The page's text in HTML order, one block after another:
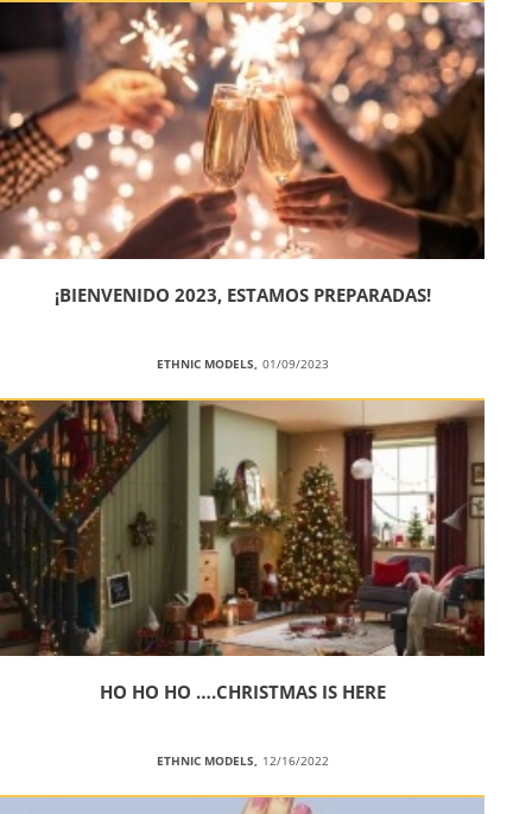
¡BIENVENIDO 2023, ESTAMOS PREPARADAS!
ETHNIC MODELS, 01/09/2023
HO HO HO ….CHRISTMAS IS HERE
ETHNIC MODELS, 12/16/2022